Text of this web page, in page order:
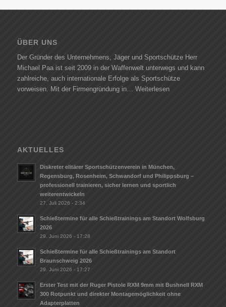
ÜBER UNS
Der Gründer des Unternehmens, Jäger und Sportschütze Herr
Michael Paa ist seit 2009 in der Waffenwelt unterwegs und kann
zahlreiche, auch internationale Erfolge als Sportschütze
vorweisen. Mit der Firmengründung in… Weiterlesen
AKTUELLES
Diskreter elitärer Sportschützenverein in München,
Regensburg, Rosenheim, Schwandorf und Philippsburg –
professionell trainieren, sicher lernen und sportlich
weiterentwickeln
27. Juli 2026 - 2:34
Schießtermine für alle Schießtrainings am Standort Wolfsburg
2026
29. Juni 2026 - 17:28
Schießtermine für alle Schießtrainings am Standort
Braunschweig 2026
29. Juni 2026 - 17:27
Erster Test mit der Ruger Pistole RXM 9mm mit Bushnell RXM
300 Rotpunkt und direkter Montagemöglichkeit ohne
Adapterplatten